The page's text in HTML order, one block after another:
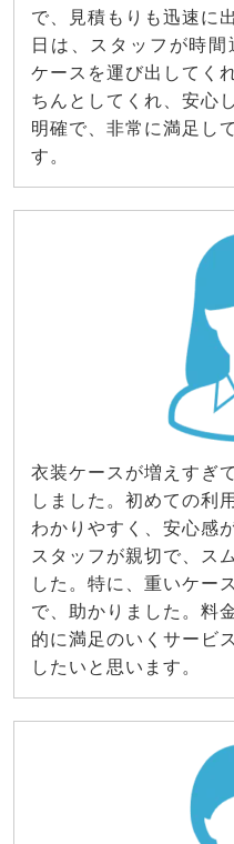
で、見積もりも迅速に
日は、スタッフが時
ケースを運び出してく
ちんとしてくれ、安心
明確で、非常に満足し
す。
衣装ケースが増えすぎ
しました。初めての利
わかりやすく、安心感
スタッフが親切で、ス
した。特に、重いケー
で、助かりました。料
的に満足のいくサービ
したいと思います。